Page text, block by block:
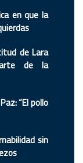
en que la
de Lara
de la
“El pollo
sin